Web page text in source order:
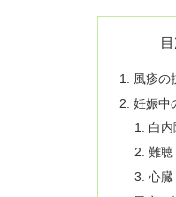
風疹の
妊娠中
白内
難聴
心臓